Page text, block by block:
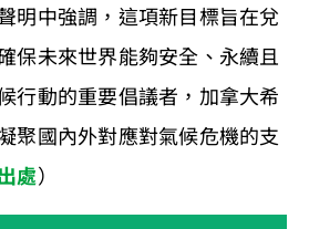
明中強調，這項新目標旨在兌
保未來世界能夠安全、永續且
行動的重要倡議者，加拿大希
聚國內外對應對氣候危機的支
處）